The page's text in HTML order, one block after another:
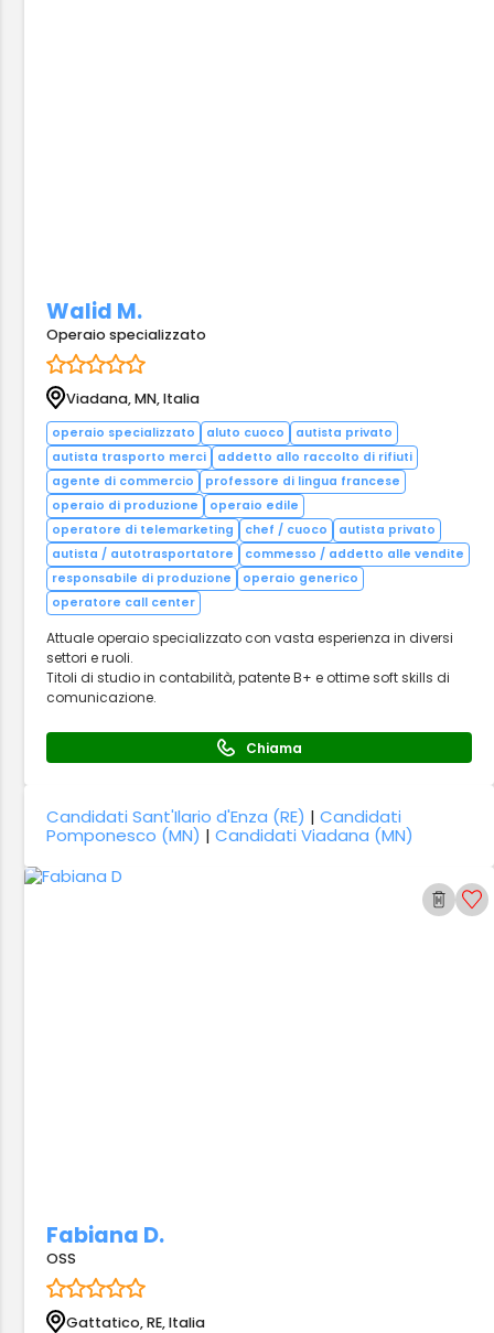
Walid M.
Operaio specializzato
Viadana, MN, Italia
operaio specializzato aluto cuoco
autista privato
autista trasporto merci
addetto allo raccolto di rifiuti
agente di commercio
professore di lingua francese
operaio di produzione
operaio edile
operatore di telemarketing
chef / cuoco
autista privato
autista / autotrasportatore
commesso / addetto alle vendite
responsabile di produzione
operaio generico
operatore call center
Attuale operaio specializzato con vasta esperienza in diversi
settori e ruoli.
Titoli di studio in contabilità, patente B+ e ottime soft skills di
comunicazione.
Chiama
Candidati Sant'Ilario d'Enza (RE) |Candidati
Pomponesco (MN) |Candidati Viadana (MN)
Fabiana D.
OSS
Gattatico, RE, Italia